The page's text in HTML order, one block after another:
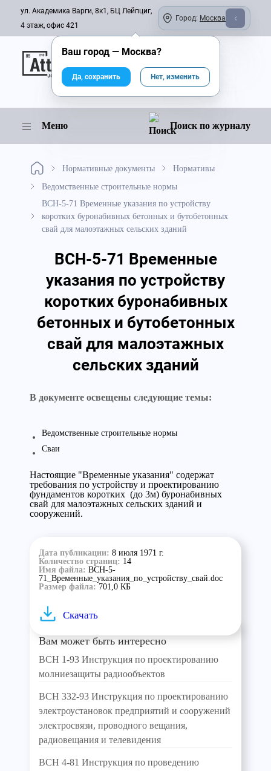
ул. Академика Варги, 8к1, БЦ Лейпциг,
4 этаж, офис 421
Город: Москва
Онлайн-журнал
Меню Поиск по журналу
Нормативные документы
Нормативы
Ведомственные строительные нормы
ВСН-5-71 Временные указания по устройству
коротких буронабивных бетонных и бутобетонных
свай для малоэтажных сельских зданий
ВСН-5-71 Временные
указания по устройству
коротких буронабивных
бетонных и бутобетонных
свай для малоэтажных
сельских зданий
В документе освещены следующие темы:
Ведомственные строительные нормы
Сваи
Настоящие "Временные указания" содержат
требования по устройству и проектированию
фундаментов коротких (до 3м) буронабивных
свай для малоэтажных сельских зданий и
сооружений.
Дата публикации: 8 июля 1971 г.
Количество страниц: 14
Имя файла: ВСН-5-
71_Временные_указания_по_устройству_свай.doc
Размер файла: 701,0 КБ
Скачать
Вам может быть интересно
ВСН 1-93 Инструкция по проектированию
молниезащиты радиообъектов
ВСН 332-93 Инструкция по проектированию
электроустановок предприятий и сооружений
электросвязи, проводного вещания,
радиовещания и телевидения
ВСН 4-81 Инструкция по проведению
Ваш город — Москва?
Да, сохранить Нет, изменить